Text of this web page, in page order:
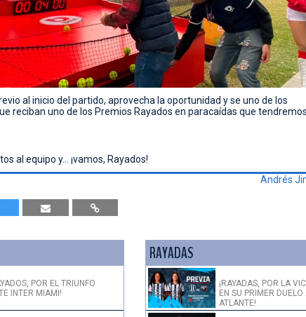
al inicio del partido, aprovecha la oportunidad y se uno de los
reciban uno de los Premios Rayados en paracaídas que
al equipo y... ¡vamos, Rayados!
Andrés
POR EL TRIUNFO
INTER MIAMI!
RAYADAS
¡RAYADAS, POR LA
EN SU PRIMER DUELO
ATLANTE!